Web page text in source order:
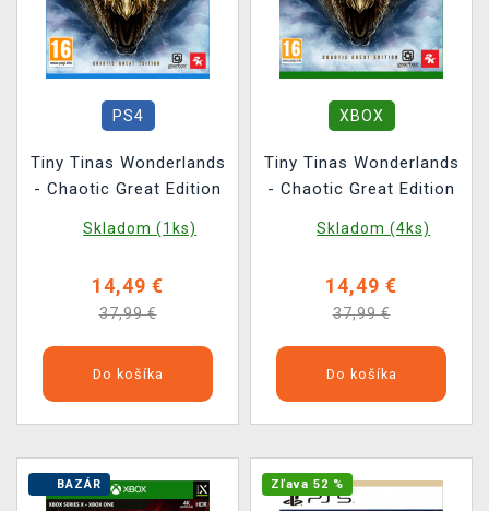
PS4
Tiny Tinas Wonderlands
- Chaotic Great Edition
Skladom (1ks)
14,49 €
37,99 €
Do košíka
XBOX
Tiny Tinas Wonderlands
- Chaotic Great Edition
Skladom (4ks)
14,49 €
37,99 €
Do košíka
BAZÁR Zľava 52 %